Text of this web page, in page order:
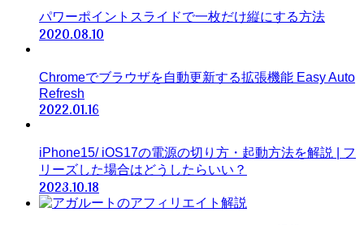
パワーポイントスライドで一枚だけ縦にする方法
2020.08.10
Chromeでブラウザを自動更新する拡張機能 Easy Auto
Refresh
2022.01.16
iPhone15/ iOS17の電源の切り方・起動方法を解説 | フ
リーズした場合はどうしたらいい？
2023.10.18